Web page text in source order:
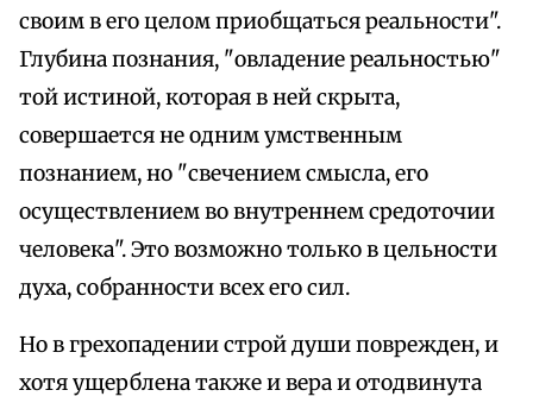
своим в его целом приобщаться реальности".
Глубина познания, "овладение реальностью"
той истиной, которая в ней скрыта,
совершается не одним умственным
познанием, но "свечением смысла, его
осуществлением во внутреннем средоточии
человека". Это возможно только в цельности
духа, собранности всех его сил.
Но в грехопадении строй души поврежден, и
хотя ущерблена также и вера и отодвинута